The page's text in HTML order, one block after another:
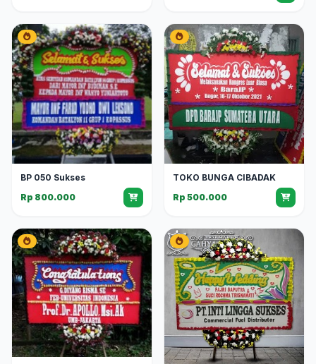
BP 050 Sukses
Rp 800.000
TOKO BUNGA CIBADAK
Rp 500.000